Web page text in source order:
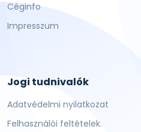
Céginfo
Impresszum
Jogi tudnivalók
Adatvédelmi nyilatkozat
Felhasználói feltételek.